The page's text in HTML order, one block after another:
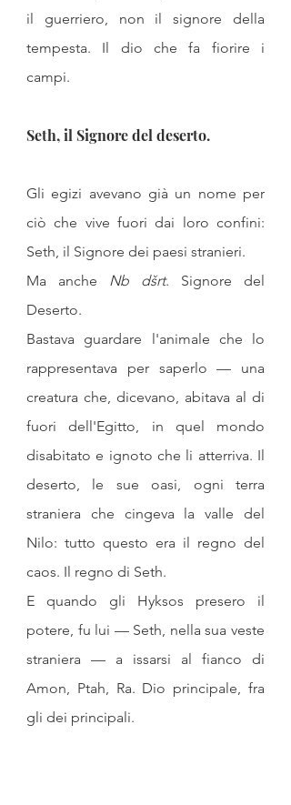
il guerriero, non il signore della
tempesta. Il dio che fa fiorire i
campi.
Seth, il Signore del deserto.
Gli egizi avevano già un nome per
ciò che vive fuori dai loro confini:
Seth, il Signore dei paesi stranieri.
Ma anche Nb dšrt. Signore del
Deserto.
Bastava guardare l'animale che lo
rappresentava per saperlo — una
creatura che, dicevano, abitava al di
fuori dell'Egitto, in quel mondo
disabitato e ignoto che li atterriva. Il
deserto, le sue oasi, ogni terra
straniera che cingeva la valle del
Nilo: tutto questo era il regno del
caos. Il regno di Seth.
E quando gli Hyksos presero il
potere, fu lui — Seth, nella sua veste
straniera — a issarsi al fianco di
Amon, Ptah, Ra. Dio principale, fra
gli dei principali.